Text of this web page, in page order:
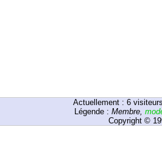
Actuellement : 6
Légende : Membre,
Copyright ©